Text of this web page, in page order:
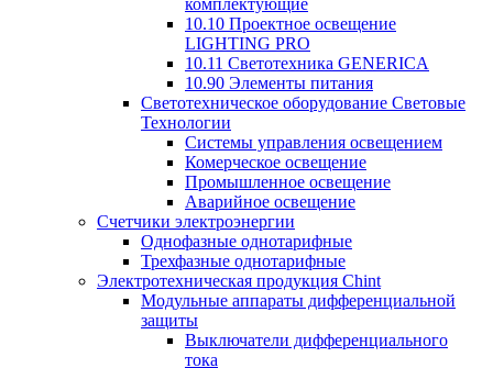
10.10 Проектное освещение
LIGHTING PRO
10.11 Светотехника GENERICA
10.90 Элементы питания
Светотехническое оборудование Световые
Технологии
Системы управления освещением
Комерческое освещение
Промышленное освещение
Аварийное освещение
Счетчики электроэнергии
Однофазные однотарифные
Трехфазные однотарифные
Электротехническая продукция Chint
Модульные аппараты дифференциальной
защиты
Выключатели дифференциального
тока